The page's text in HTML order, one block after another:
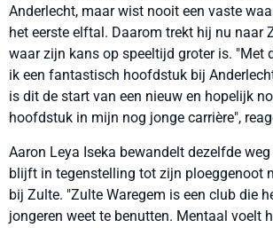
Anderlecht, maar wist nooit een vaste
het eerste elftal. Daarom trekt hij nu naar
waar zijn kans op speeltijd groter is. "Met
ik een fantastisch hoofdstuk bij
is dit de start van een nieuw en hopelijk
hoofdstuk in mijn nog jonge carrière",
Aaron Leya Iseka bewandelt dezelfde
blijft in tegenstelling tot zijn ploeggenoot
bij Zulte. "Zulte Waregem is een club die
jongeren weet te benutten. Mentaal voelt